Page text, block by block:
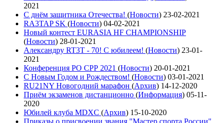
2021
С днём защитника Отечества! (Новости) 23-02-2021
RA3TAP SK (Новости) 04-02-2021
Новый контест EURASIA HF CHAMPIONSHIP
(Новости) 28-01-2021
Александру RT3T - 70! С юбилеем! (Новости) 23-01-
2021
Конференция РО СРР 2021 (Новости) 20-01-2021
С Новым Годом и Рождеством! (Новости) 03-01-2021
RU21NY Новогодний марафон (Архив) 14-12-2020
Приём экзаменов дистанционно (Информация) 05-11-
2020
Юбилей клуба MDXC (Архив) 15-10-2020
Приказы о присвоении звания "Мастер спорта России"